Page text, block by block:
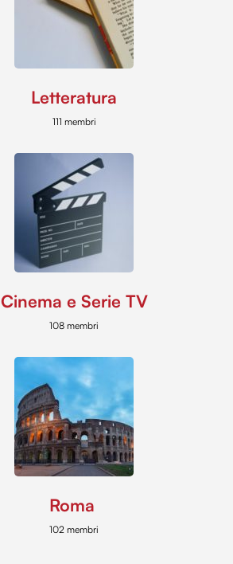
Letteratura
111 membri
Cinema e Serie TV
108 membri
Roma
102 membri